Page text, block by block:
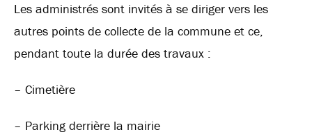
Les administrés sont invités à se diriger vers les
autres points de collecte de la commune et ce,
pendant toute la durée des travaux :
– Cimetière
– Parking derrière la mairie